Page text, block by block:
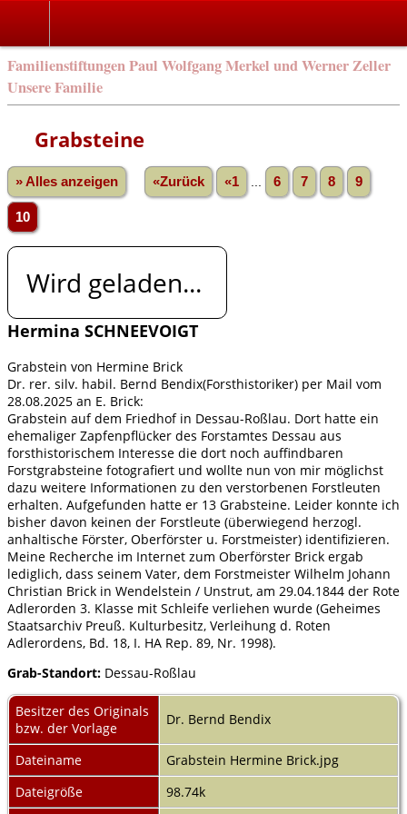
Familienstiftungen Paul Wolfgang Merkel und Werner Zeller
Unsere Familie
Grabsteine
» Alles anzeigen «Zurück «1 6 7 8 9
10
Wird geladen...
Hermina SCHNEEVOIGT
Grabstein von Hermine Brick
Dr. rer. silv. habil. Bernd Bendix(Forsthistoriker) per Mail vom
28.08.2025 an E. Brick:
Grabstein auf dem Friedhof in Dessau-Roßlau. Dort hatte ein
ehemaliger Zapfenpflücker des Forstamtes Dessau aus
forsthistorischem Interesse die dort noch auffindbaren
Forstgrabsteine fotografiert und wollte nun von mir möglichst
dazu weitere Informationen zu den verstorbenen Forstleuten
erhalten. Aufgefunden hatte er 13 Grabsteine. Leider konnte ich
bisher davon keinen der Forstleute (überwiegend herzogl.
anhaltische Förster, Oberförster u. Forstmeister) identifizieren.
Meine Recherche im Internet zum Oberförster Brick ergab
lediglich, dass seinem Vater, dem Forstmeister Wilhelm Johann
Christian Brick in Wendelstein / Unstrut, am 29.04.1844 der Rote
Adlerorden 3. Klasse mit Schleife verliehen wurde (Geheimes
Staatsarchiv Preuß. Kulturbesitz, Verleihung d. Roten
Adlerordens, Bd. 18, I. HA Rep. 89, Nr. 1998).
Grab-Standort: Dessau-Roßlau
Besitzer des Originals
bzw. der Vorlage
Dr. Bernd Bendix
Dateiname
Grabstein Hermine Brick.jpg
Dateigröße
98.74k